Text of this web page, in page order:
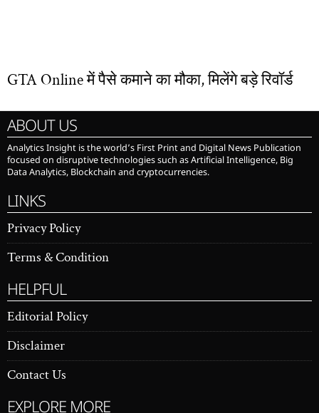
GTA Online में पैसे कमाने का मौका, मिलेंगे बड़े रिवॉर्ड
ABOUT US
Analytics Insight is the world’s First Print and Digital News Publication
focused on disruptive technologies such as Artificial Intelligence, Big
Data Analytics, Blockchain and cryptocurrencies.
LINKS
Privacy Policy
Terms & Condition
HELPFUL
Editorial Policy
Disclaimer
Contact Us
EXPLORE MORE